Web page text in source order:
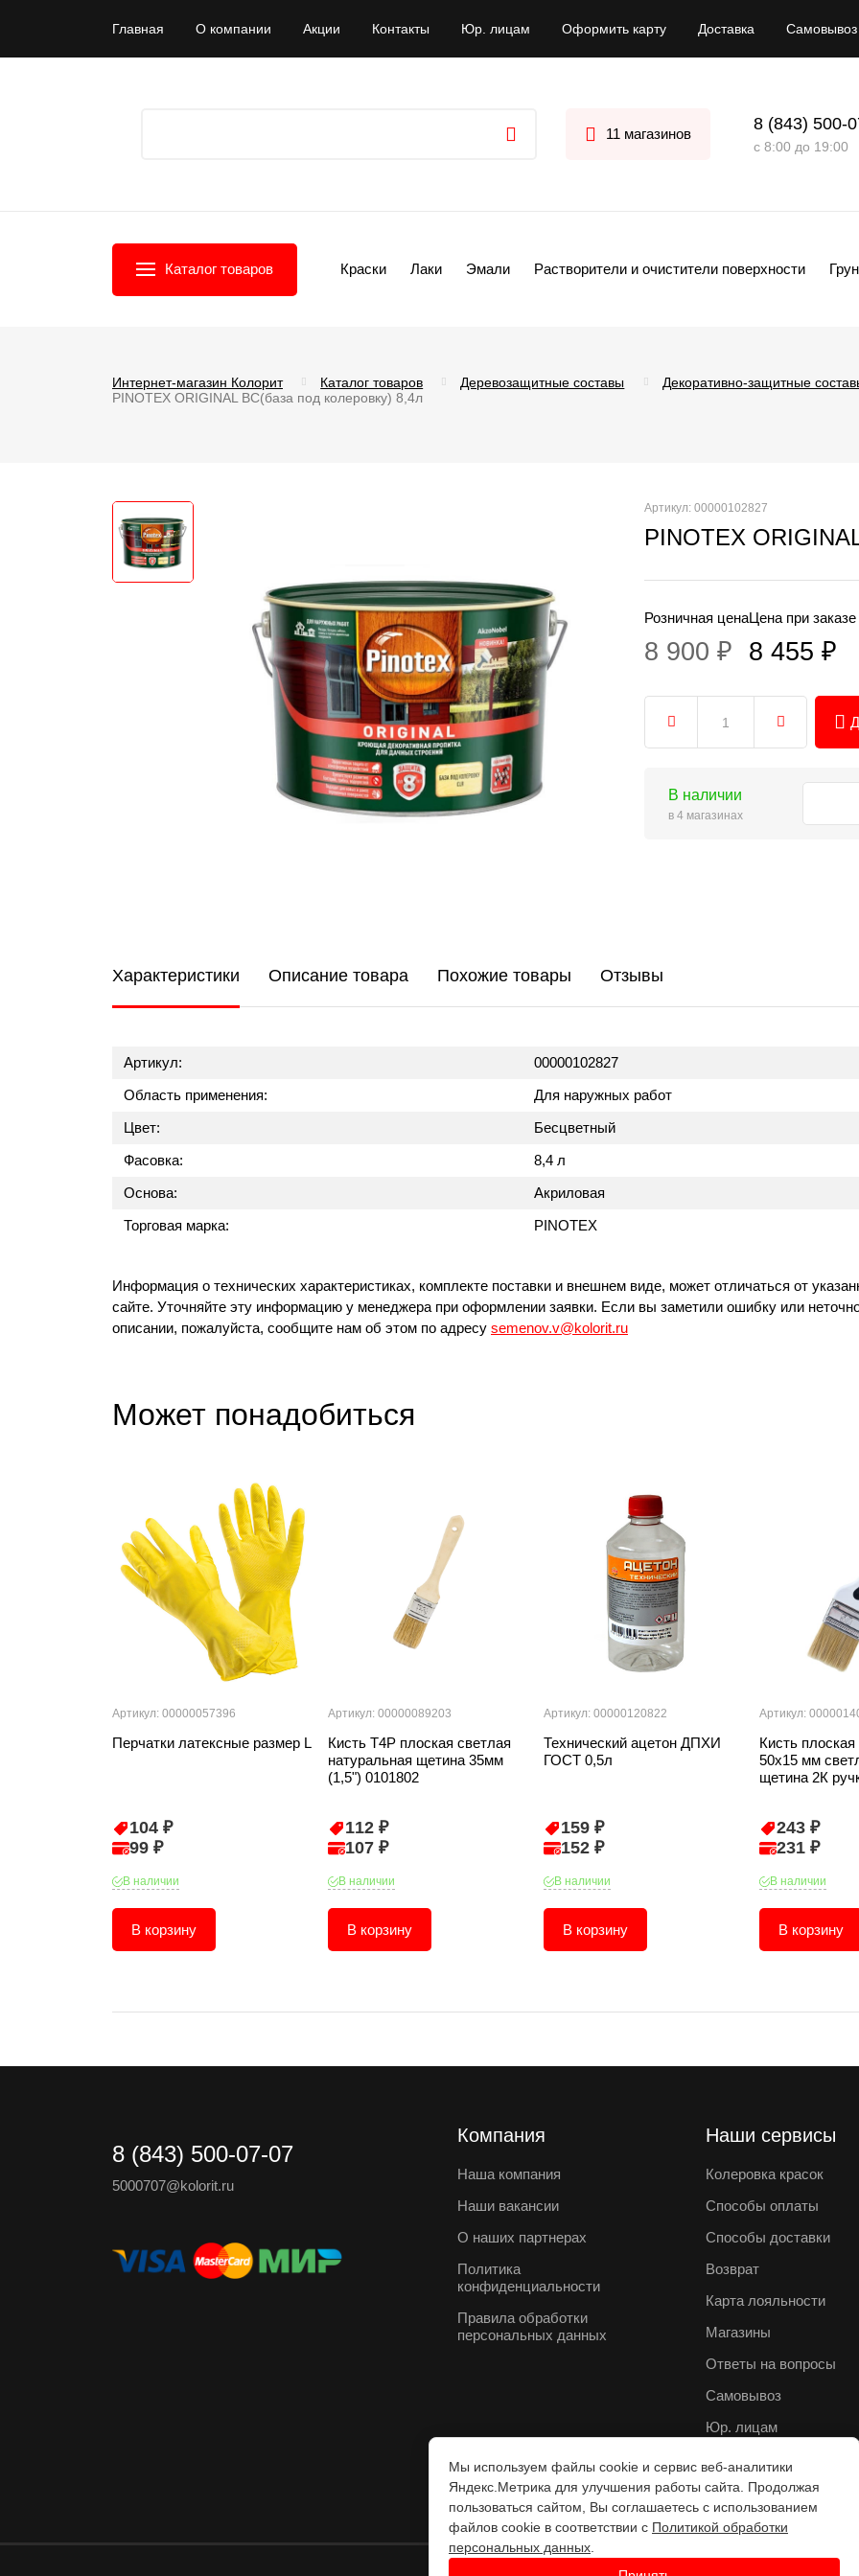
Главная О компании Акции Контакты Юр. лицам Оформить карту Доставка Самовывоз
11 магазинов
8 (843) 500-
с 8:00 до 19:00
Каталог товаров Краски Лаки Эмали Растворители и очистители поверхности
Интернет-магазин Колорит Каталог товаров Деревозащитные составы
Декоративно-защитные
PINOTEX ORIGINAL BC(база под колеровку) 8,4л
Артикул: 00000102827
PINOTEX
Розничная цена
8 900 ₽
Цена при
8 455 ₽
В наличии
в 4 магазинах
Характеристики Описание товара Похожие товары Отзывы
Артикул:
00000102827
Область применения:
Для наружных работ
Цвет:
Бесцветный
Фасовка:
8,4 л
Основа:
Акриловая
Торговая марка:
PINOTEX
Информация о технических характеристиках, комплекте поставки и внешнем виде, может отличаться от
сайте. Уточняйте эту информацию у менеджера при оформлении заявки. Если вы заметили ошибку или
описании, пожалуйста, сообщите нам об этом по адресу semenov.v@kolorit.ru
Может понадобиться
Артикул: 00000057396
Перчатки латексные размер L
104 ₽
99 ₽
В наличии
В корзину
Артикул: 00000089203
Кисть T4P плоская светлая
натуральная щетина 35мм
(1,5") 0101802
112 ₽
107 ₽
В наличии
В корзину
Артикул: 00000120822
Технический ацетон ДПХИ
ГОСТ 0,5л
159 ₽
152 ₽
В наличии
В корзину
Артикул:
Кисть
50х15 мм
щетина 2К
243 ₽
231 ₽
В наличии
В корзину
8 (843) 500-07-07
5000707@kolorit.ru
Компания
Наша компания
Наши вакансии
О наших партнерах
Политика
конфиденциальности
Правила обработки
персональных данных
Наши сервисы
Колеровка красок
Способы оплаты
Способы доставки
Возврат
Карта лояльности
Магазины
Ответы на вопросы
Самовывоз
Юр. лицам
Мы используем файлы cookie и сервис веб-аналитики
Яндекс.Метрика для улучшения работы сайта. Продолжая
пользоваться сайтом, Вы соглашаетесь с использованием
файлов cookie в соответствии с Политикой обработки
персональных данных